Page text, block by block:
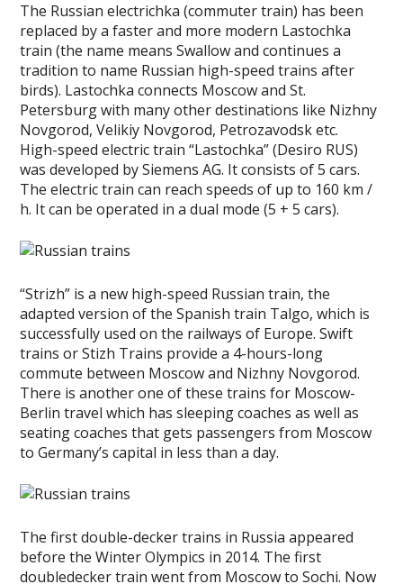
The Russian electrichka (commuter train) has been
replaced by a faster and more modern Lastochka
train (the name means Swallow and continues a
tradition to name Russian high-speed trains after
birds). Lastochka connects Moscow and St.
Petersburg with many other destinations like Nizhny
Novgorod, Velikiy Novgorod, Petrozavodsk etc.
High-speed electric train “Lastochka” (Desiro RUS)
was developed by Siemens AG. It consists of 5 cars.
The electric train can reach speeds of up to 160 km /
h. It can be operated in a dual mode (5 + 5 cars).
“Strizh” is a new high-speed Russian train, the
adapted version of the Spanish train Talgo, which is
successfully used on the railways of Europe. Swift
trains or Stizh Trains provide a 4-hours-long
commute between Moscow and Nizhny Novgorod.
There is another one of these trains for Moscow-
Berlin travel which has sleeping coaches as well as
seating coaches that gets passengers from Moscow
to Germany’s capital in less than a day.
The first double-decker trains in Russia appeared
before the Winter Olympics in 2014. The first
doubledecker train went from Moscow to Sochi. Now